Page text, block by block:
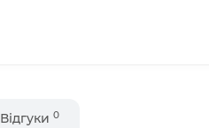
Відгуки 0